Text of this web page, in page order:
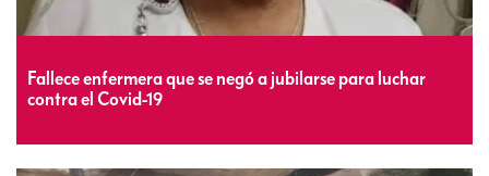
Fallece enfermera que se negó a jubilarse para luchar
contra el Covid-19